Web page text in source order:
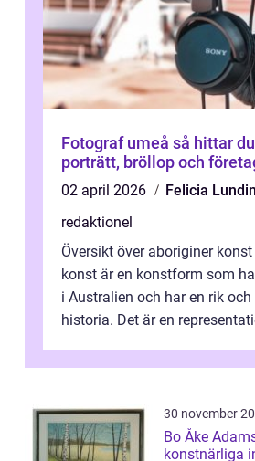
Fotograf umeå så hittar du rätt för
porträtt, bröllop och
02 april 2026
Felicia Lundin
redaktionel
Översikt över aboriginer
konst är en konstform som
i Australien och har en rik
historia. Det är en
30 november
Bo Åke
konstnärliga